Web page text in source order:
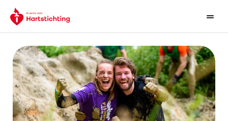
Home
Sponsortips
Inschrijven